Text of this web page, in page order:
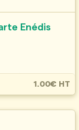
Enédis
1.00€ HT